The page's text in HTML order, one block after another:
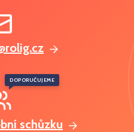
schůzku
DOPORUČUJEME